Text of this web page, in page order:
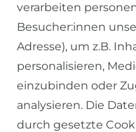
AGB
WIDERRUFSRECHT
verarbeiten
Besucher:innen
Adresse), um z.B.
personalisieren,
einzubinden oder
analysieren. Die
durch gesetzte